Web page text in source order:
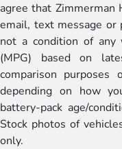
agree that Zimmerman
email, text message or
not a condition of any
(MPG) based on
comparison
depending on how
battery-pack age/
Stock photos of
only.